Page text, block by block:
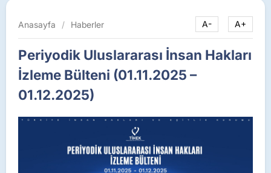
Anasayfa / Haberler A- A+
Periyodik Uluslararası İnsan Hakları
İzleme Bülteni (01.11.2025 –
01.12.2025)